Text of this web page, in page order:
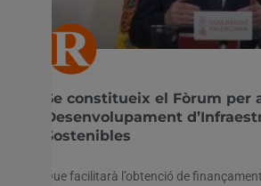
Se constitueix el Fòrum per
Desenvolupament
Sostenibles
Que facilitarà l’obtenció de